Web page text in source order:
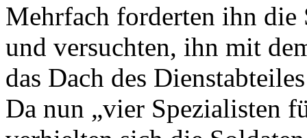
Mehrfach forderten ihn die
und versuchten, ihn mit
das Dach des
Da nun „vier Spezialisten